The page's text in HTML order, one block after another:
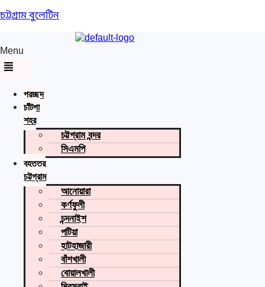
চট্টগ্রাম বুলেটিন
Menu
প্রচ্ছদ
চাঁটগা
শহর
চট্টগ্রাম বন্দর
সিএমপি
বৃহত্তর
চট্টগ্রাম
আনোয়ারা
কর্ণফুলী
চন্দনাইশ
পটিয়া
হাটহাজারী
বাঁশখালী
বোয়ালখালী